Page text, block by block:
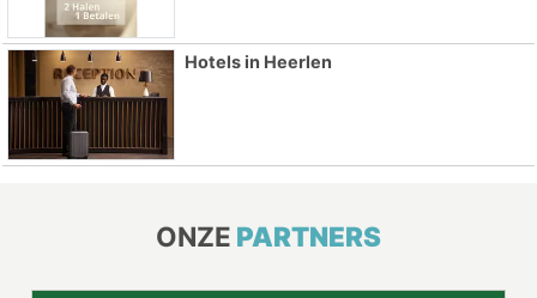
Hotels in Heerlen
ONZE PARTNERS